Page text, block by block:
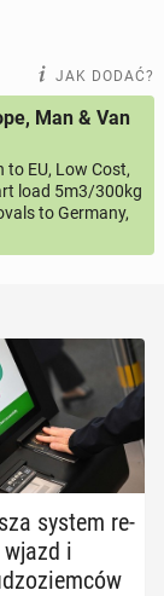
JAK DODAĆ?
Man & Van
to EU, Low Cost,
load 5m3/300kg
to Germany,
system re­
i